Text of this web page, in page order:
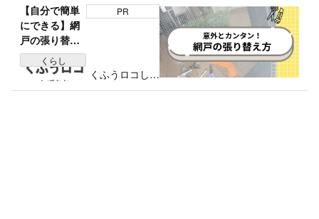
【自分で簡単
にできる】網
戸の張り替え
方の手順と失
敗しないコツ
を解説！
くらし
PR
くふうロコしず
おか編集部